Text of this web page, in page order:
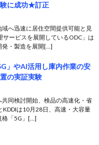
に成功★訂正
へ迅速に居住空間提供可能と見
ービスを展開しているODC」は
発・製造を展開[…]
」やAI活用し庫内作業の安
の実証実験
同検討開始、検品の高速化・省
KDDIは10月28日、高速・大容量
格「5G」[…]